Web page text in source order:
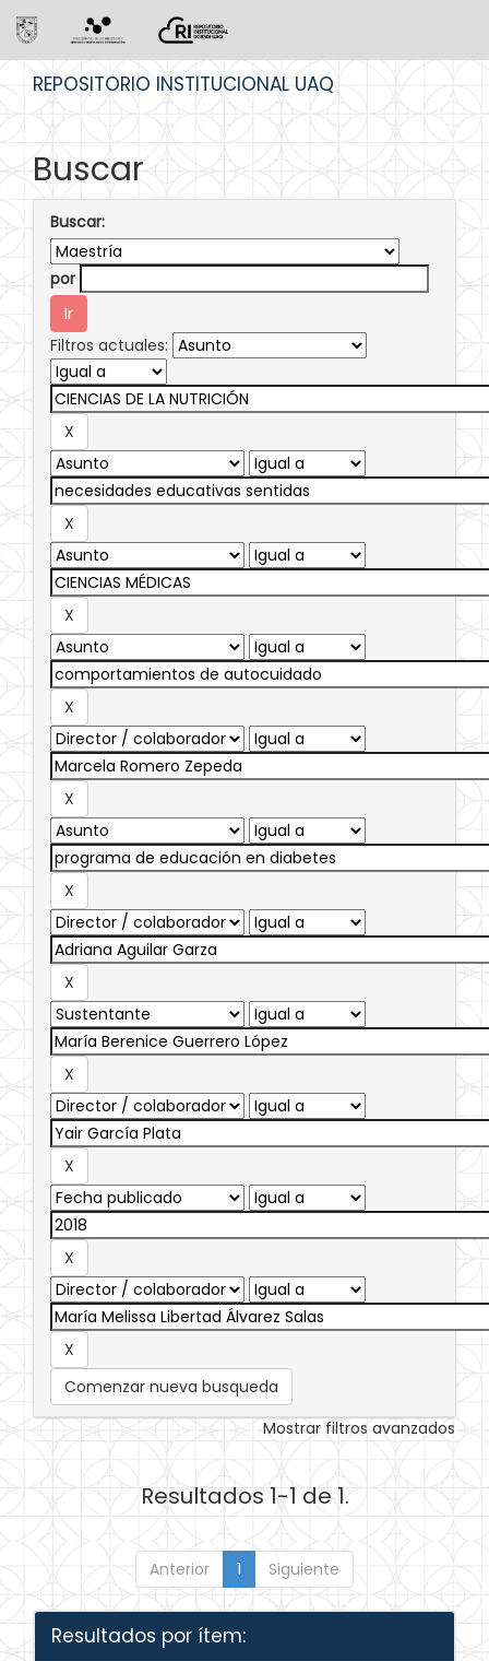
REPOSITORIO INSTITUCIONAL UAQ
Buscar
Buscar:
por
Filtros actuales:
Comenzar nueva busqueda
Mostrar filtros avanzados
Resultados 1-1 de 1.
Anterior 1 Siguiente
Resultados por ítem: